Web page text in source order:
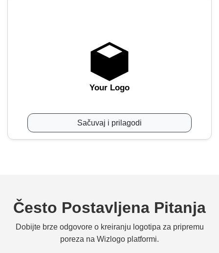
Your Logo
Sačuvaj i prilagodi
Često Postavljena Pitanja
Dobijte brze odgovore o kreiranju logotipa za pripremu
poreza na Wizlogo platformi.